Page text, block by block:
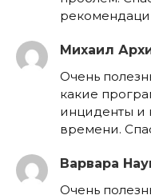
Михаил
Очень
какие
инциденты и
времени.
Варвара
Очень